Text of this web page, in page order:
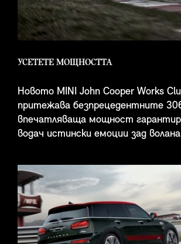
УСЕТЕТЕ МОЩНОСТТА
Новото MINI John Cooper Works
притежава безпрецедентните
впечатляваща мощност
водач истински емоции зад